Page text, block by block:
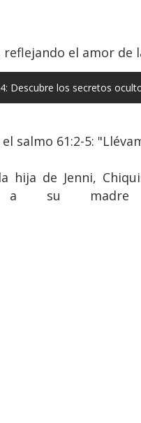
reflejando el amor
Descubre los secretos
salmo 61:2-5:
hija de Jenni,
a su